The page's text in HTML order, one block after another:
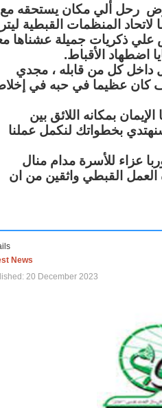
رحل ألي مكان يستحقه مع
المنظمات القبطية
علي ذكريات جميلة عشناها
اضطهاد الأقباط.
داخل كل من قابله ، مجدي
عظيما في حبه في
بمكانه اللائق بين
بخطواتك لنكمل عملنا
عزاء للأسرة مدام منال
العمل القبطي واثقين من ان
News
20 December 2023